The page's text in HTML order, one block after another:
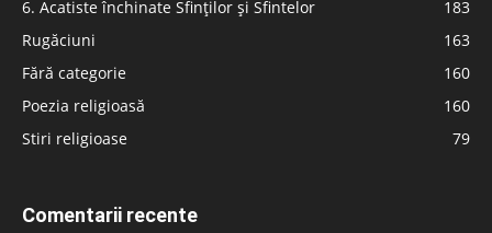
6. Acatiste închinate Sfinților și Sfintelor
183
Rugăciuni
163
Fără categorie
160
Poezia religioasă
160
Stiri religioase
79
Comentarii recente